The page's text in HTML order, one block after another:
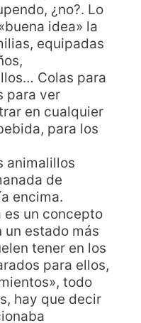
¿no?. Lo
idea» la
equipadas
Colas para
para ver
en cualquier
para los
animalillos
de
encima.
es un concepto
un estado más
tener en los
para ellos,
todo
hay que decir